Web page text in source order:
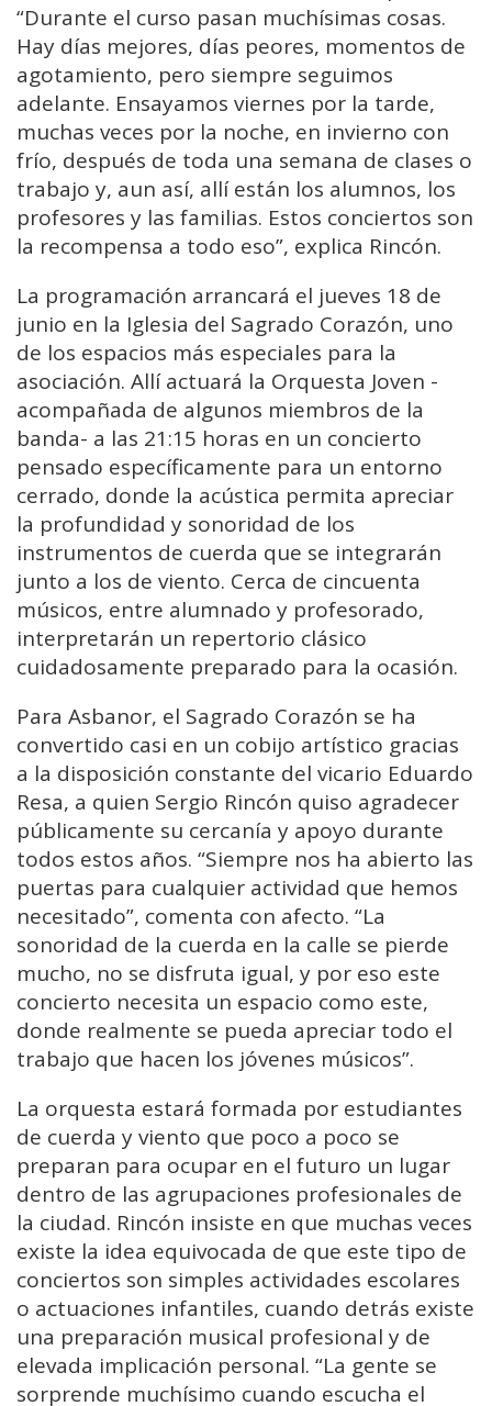
“Durante el curso pasan muchísimas cosas.
Hay días mejores, días peores, momentos de
agotamiento, pero siempre seguimos
adelante. Ensayamos viernes por la tarde,
muchas veces por la noche, en invierno con
frío, después de toda una semana de clases o
trabajo y, aun así, allí están los alumnos, los
profesores y las familias. Estos conciertos son
la recompensa a todo eso”, explica Rincón.
La programación arrancará el jueves 18 de
junio en la Iglesia del Sagrado Corazón, uno
de los espacios más especiales para la
asociación. Allí actuará la Orquesta Joven -
acompañada de algunos miembros de la
banda- a las 21:15 horas en un concierto
pensado específicamente para un entorno
cerrado, donde la acústica permita apreciar
la profundidad y sonoridad de los
instrumentos de cuerda que se integrarán
junto a los de viento. Cerca de cincuenta
músicos, entre alumnado y profesorado,
interpretarán un repertorio clásico
cuidadosamente preparado para la ocasión.
Para Asbanor, el Sagrado Corazón se ha
convertido casi en un cobijo artístico gracias
a la disposición constante del vicario Eduardo
Resa, a quien Sergio Rincón quiso agradecer
públicamente su cercanía y apoyo durante
todos estos años. “Siempre nos ha abierto las
puertas para cualquier actividad que hemos
necesitado”, comenta con afecto. “La
sonoridad de la cuerda en la calle se pierde
mucho, no se disfruta igual, y por eso este
concierto necesita un espacio como este,
donde realmente se pueda apreciar todo el
trabajo que hacen los jóvenes músicos”.
La orquesta estará formada por estudiantes
de cuerda y viento que poco a poco se
preparan para ocupar en el futuro un lugar
dentro de las agrupaciones profesionales de
la ciudad. Rincón insiste en que muchas veces
existe la idea equivocada de que este tipo de
conciertos son simples actividades escolares
o actuaciones infantiles, cuando detrás existe
una preparación musical profesional y de
elevada implicación personal. “La gente se
sorprende muchísimo cuando escucha el